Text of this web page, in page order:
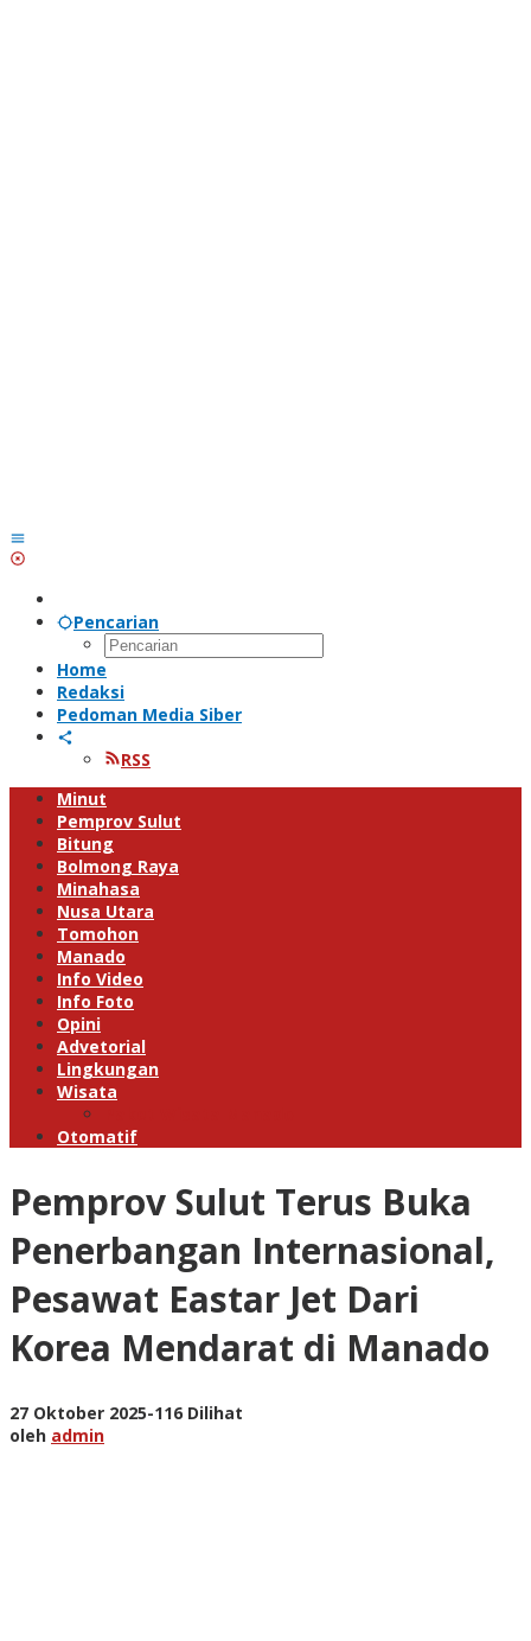
Pencarian
Home
Redaksi
Pedoman Media Siber
RSS
Minut
Pemprov Sulut
Bitung
Bolmong Raya
Minahasa
Nusa Utara
Tomohon
Manado
Info Video
Info Foto
Opini
Advetorial
Lingkungan
Wisata
Otomatif
Pemprov Sulut Terus Buka
Penerbangan Internasional,
Pesawat Eastar Jet Dari
Korea Mendarat di Manado
27 Oktober 2025oleh
-116 Dilihat
oleh admin